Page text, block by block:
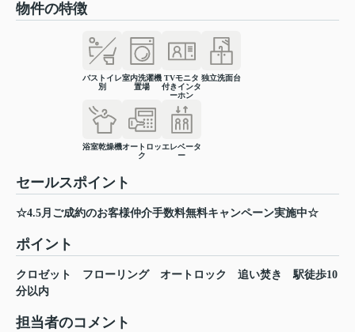
物件の特徴
バストイレ
別
室内洗濯機
置場
TVモニタ
付きインタ
ーホン
独立洗面台
浴室乾燥機オートロッ
ク
エレベータ
ー
セールスポイント
☆4.5月ご成約のお客様仲介手数料無料キャンペーン実施中☆
ポイント
クロゼット フローリング オートロック 追い焚き
駅徒歩10
分以内
担当者のコメント